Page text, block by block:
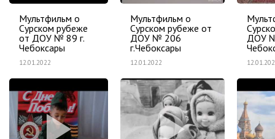
Мультфильм о
Сурском рубеже
от ДОУ № 89 г.
Чебоксары
12.01.2022
Мультфильм о
Сурском рубеже от
ДОУ № 206
г.Чебоксары
12.01.2022
ДОУ